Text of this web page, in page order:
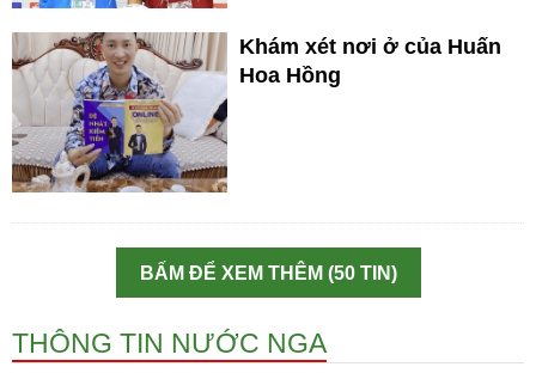
Khám xét nơi ở của Huấn
Hoa Hồng
BẤM ĐỂ XEM THÊM (50 TIN)
THÔNG TIN NƯỚC NGA